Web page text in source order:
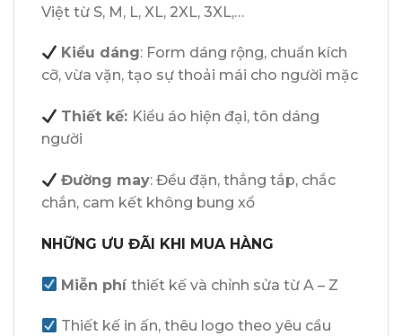
Việt từ S, M, L, XL, 2XL, 3XL,…
Kiểu dáng: Form dáng rộng, chuẩn kích
cỡ, vừa vặn, tạo sự thoải mái cho người mặc
Thiết kế: Kiểu áo hiện đại, tôn dáng
người
Đường may: Đều đặn, thẳng tắp, chắc
chắn, cam kết không bung xổ
NHỮNG ƯU ĐÃI KHI MUA HÀNG
Miễn phíthiết kế và chỉnh sửa từ A – Z
Thiết kế in ấn, thêu logo theo yêu cầu